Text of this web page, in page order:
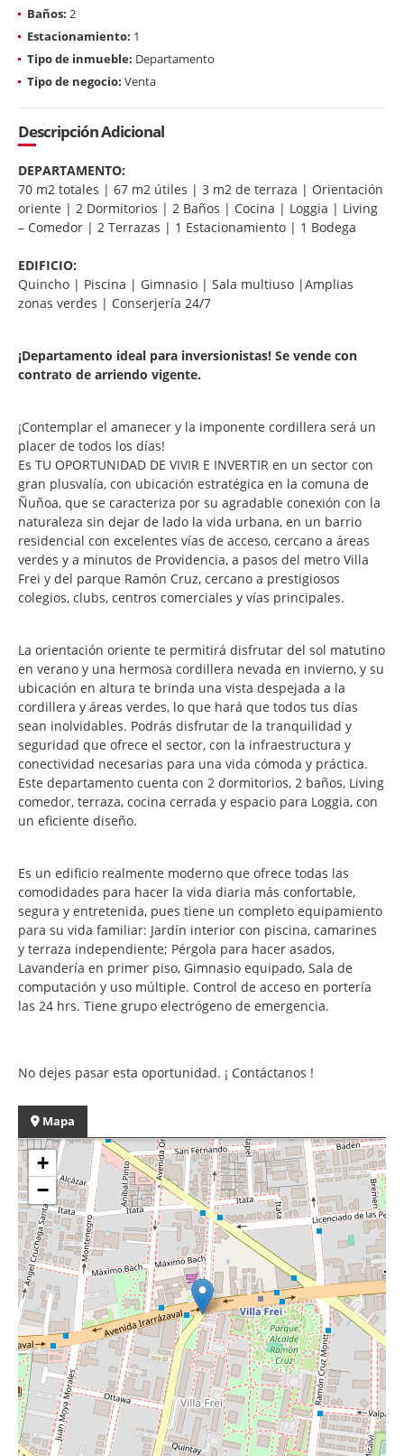
Baños: 2
Estacionamiento: 1
Tipo de inmueble: Departamento
Tipo de negocio: Venta
Descripción Adicional
DEPARTAMENTO:
70 m2 totales | 67 m2 útiles | 3 m2 de terraza | Orientación
oriente | 2 Dormitorios | 2 Baños | Cocina | Loggia | Living
– Comedor | 2 Terrazas | 1 Estacionamiento | 1 Bodega
EDIFICIO:
Quincho | Piscina | Gimnasio | Sala multiuso |Amplias
zonas verdes | Conserjería 24/7
¡Departamento ideal para inversionistas! Se vende con
contrato de arriendo vigente.
¡Contemplar el amanecer y la imponente cordillera será un
placer de todos los días!
Es TU OPORTUNIDAD DE VIVIR E INVERTIR en un sector con
gran plusvalía, con ubicación estratégica en la comuna de
Ñuñoa, que se caracteriza por su agradable conexión con la
naturaleza sin dejar de lado la vida urbana, en un barrio
residencial con excelentes vías de acceso, cercano a áreas
verdes y a minutos de Providencia, a pasos del metro Villa
Frei y del parque Ramón Cruz, cercano a prestigiosos
colegios, clubs, centros comerciales y vías principales.
La orientación oriente te permitirá disfrutar del sol matutino
en verano y una hermosa cordillera nevada en invierno, y su
ubicación en altura te brinda una vista despejada a la
cordillera y áreas verdes, lo que hará que todos tus días
sean inolvidables. Podrás disfrutar de la tranquilidad y
seguridad que ofrece el sector, con la infraestructura y
conectividad necesarias para una vida cómoda y práctica.
Este departamento cuenta con 2 dormitorios, 2 baños, Living
comedor, terraza, cocina cerrada y espacio para Loggia, con
un eficiente diseño.
Es un edificio realmente moderno que ofrece todas las
comodidades para hacer la vida diaria más confortable,
segura y entretenida, pues tiene un completo equipamiento
para su vida familiar: Jardín interior con piscina, camarines
y terraza independiente; Pérgola para hacer asados,
Lavandería en primer piso, Gimnasio equipado, Sala de
computación y uso múltiple. Control de acceso en portería
las 24 hrs. Tiene grupo electrógeno de emergencia.
No dejes pasar esta oportunidad. ¡ Contáctanos !
Mapa
+
−